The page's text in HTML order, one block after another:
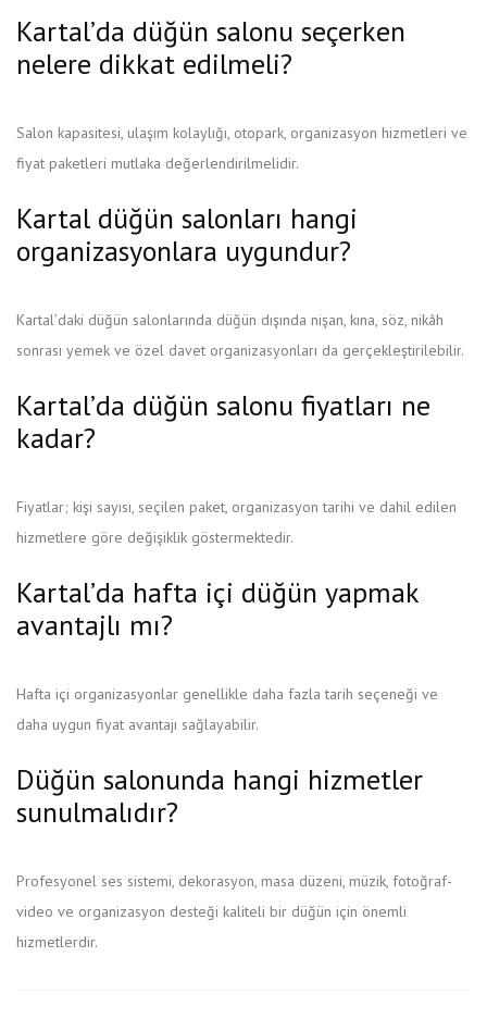
Kartal’da düğün salonu seçerken
nelere dikkat edilmeli?
Salon kapasitesi, ulaşım kolaylığı, otopark, organizasyon hizmetleri ve
fiyat paketleri mutlaka değerlendirilmelidir.
Kartal düğün salonları hangi
organizasyonlara uygundur?
Kartal’daki düğün salonlarında düğün dışında nişan, kına, söz, nikâh
sonrası yemek ve özel davet organizasyonları da gerçekleştirilebilir.
Kartal’da düğün salonu fiyatları ne
kadar?
Fiyatlar; kişi sayısı, seçilen paket, organizasyon tarihi ve dahil edilen
hizmetlere göre değişiklik göstermektedir.
Kartal’da hafta içi düğün yapmak
avantajlı mı?
Hafta içi organizasyonlar genellikle daha fazla tarih seçeneği ve
daha uygun fiyat avantajı sağlayabilir.
Düğün salonunda hangi hizmetler
sunulmalıdır?
Profesyonel ses sistemi, dekorasyon, masa düzeni, müzik, fotoğraf-
video ve organizasyon desteği kaliteli bir düğün için önemli
hizmetlerdir.